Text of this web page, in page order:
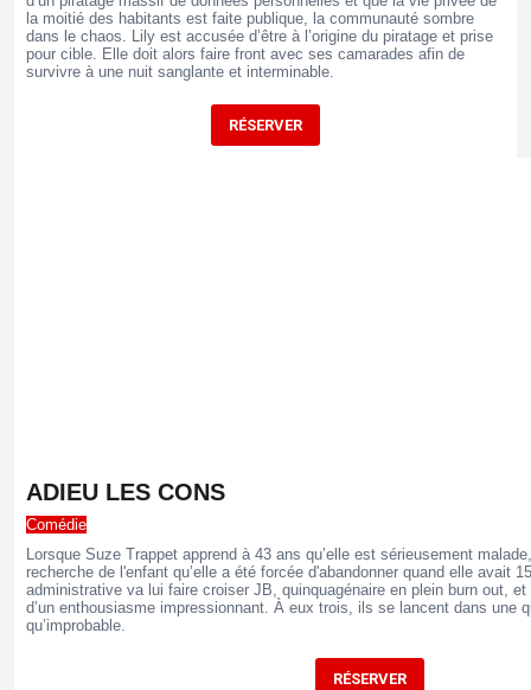
la moitié des habitants est faite publique, la communauté sombre
dans le chaos. Lily est accusée d’être à l’origine du piratage et prise
pour cible. Elle doit alors faire front avec ses camarades afin de
survivre à une nuit sanglante et interminable.
RÉSERVER
ADIEU LES CONS
Comédie
Lorsque Suze Trappet apprend à 43 ans qu’elle est sérieusement
recherche de l'enfant qu’elle a été forcée d'abandonner quand elle avait
administrative va lui faire croiser JB, quinquagénaire en plein burn out,
d’un enthousiasme impressionnant. À eux trois, ils se lancent dans une
qu’improbable.
RÉSERVER